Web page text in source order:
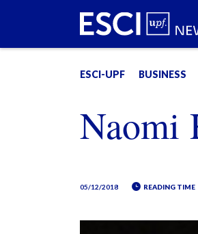
ESCI-UPF BUSINESS
Naomi
05/12/2018 READING TIME